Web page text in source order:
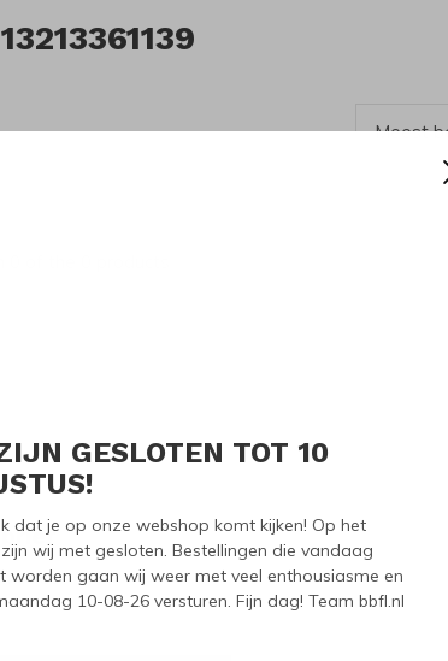
GESLOTEN TOT 10
dat je op onze webshop komt kijken! Op het
wij met gesloten. Bestellingen die vandaag
worden gaan wij weer met veel enthousiasme en
10-08-26 versturen. Fijn dag! Team bbfl.nl